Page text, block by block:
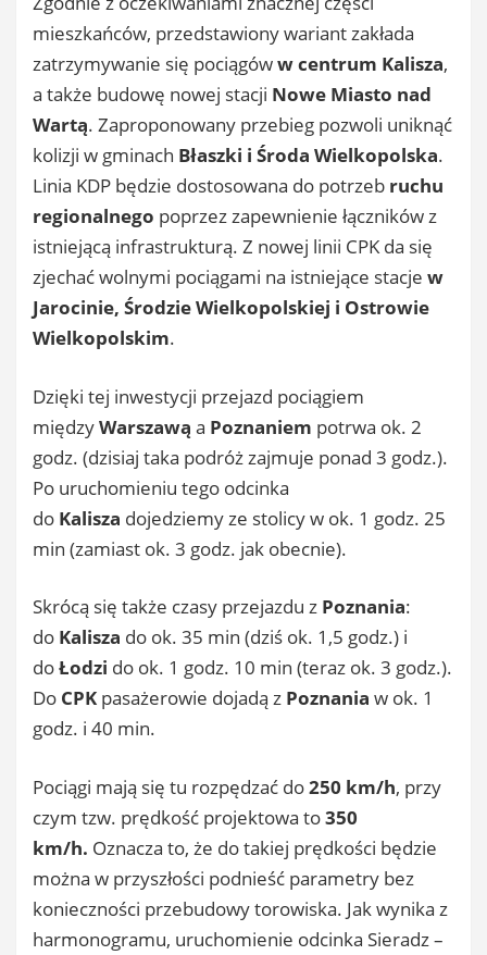
mieszkańców, przedstawiony wariant zakłada
zatrzymywanie się pociągóww centrum Kalisza,
a także budowę nowej stacji Nowe Miasto nad
Wartą. Zaproponowany przebieg pozwoli uniknąć
kolizji w gminach Błaszki i Środa Wielkopolska.
Linia KDP będzie dostosowana do potrzeb ruchu
regionalnego poprzez zapewnienie łączników z
istniejącą infrastrukturą. Z nowej linii CPK da się
zjechać wolnymi pociągami na istniejące stacje w
Jarocinie, Środzie Wielkopolskiej i Ostrowie
Wielkopolskim.
Dzięki tej inwestycji przejazd pociągiem
międzyWarszawą a Poznaniem potrwa ok. 2
godz. (dzisiaj taka podróż zajmuje ponad 3 godz.).
Po uruchomieniu tego odcinka
do Kalisza dojedziemy ze stolicy w ok. 1 godz. 25
min (zamiast ok. 3 godz. jak obecnie).
Skrócą się także czasy przejazdu z Poznania:
do Kalisza do ok. 35 min (dziś ok. 1,5 godz.) i
doŁodzi do ok. 1 godz. 10 min (teraz ok. 3 godz.).
Do CPK pasażerowie dojadą z Poznania w ok. 1
godz. i 40 min.
Pociągi mają się tu rozpędzać do250 km/h, przy
czym tzw. prędkość projektowa to350
km/h. Oznacza to, że do takiej prędkości będzie
można w przyszłości podnieść parametry bez
konieczności przebudowy torowiska. Jak wynika z
harmonogramu, uruchomienie odcinka Sieradz –